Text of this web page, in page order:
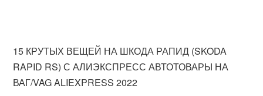
15 КРУТЫХ ВЕЩЕЙ НА ШКОДА РАПИД (SKODA
RAPID RS) С АЛИЭКСПРЕСС АВТОТОВАРЫ НА
ВАГ/VAG ALIEXPRESS 2022